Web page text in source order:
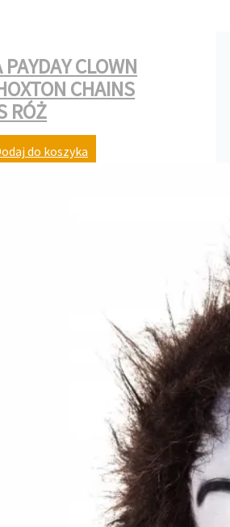
CLOWN
CHAINS
RÓŻ
do koszyka